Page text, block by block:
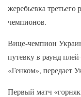
жеребьевка
чемпионов.
Вице-чемпион
путевку в раунд
«Генком», передает
Первый матч